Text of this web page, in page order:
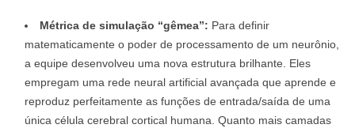
Métrica de simulação “gêmea”: Para definir
matematicamente o poder de processamento de um neurônio,
a equipe desenvolveu uma nova estrutura brilhante. Eles
empregam uma rede neural artificial avançada que aprende e
reproduz perfeitamente as funções de entrada/saída de uma
única célula cerebral cortical humana. Quanto mais camadas